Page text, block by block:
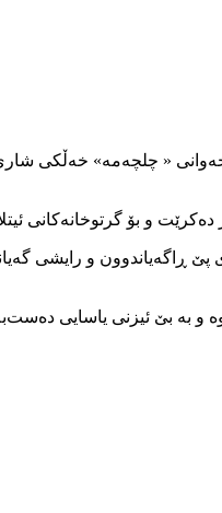
گروپی شاخه‌وانی « چلچه‌مه‌»
و بۆ گرتوخانه‌كانی
ڕاگه‌یاندوون و رایشی
و به‌ بێ ئیزنی یاسایی